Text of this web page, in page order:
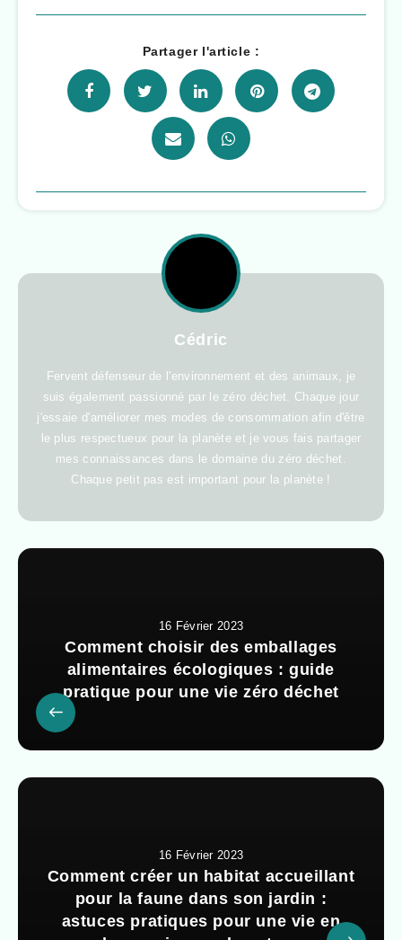
Partager l'article :
Cédric
Fervent défenseur de l'environnement et des animaux, je
suis également passionné par le zéro déchet. Chaque jour
j'essaie d'améliorer mes modes de consommation afin d'être
le plus respectueux pour la planète et je vous fais partager
mes connaissances dans le domaine du zéro déchet.
Chaque petit pas est important pour la planète !
16 Février 2023
Comment choisir des emballages
alimentaires écologiques : guide
pratique pour une vie zéro déchet
16 Février 2023
Comment créer un habitat accueillant
pour la faune dans son jardin :
astuces pratiques pour une vie en